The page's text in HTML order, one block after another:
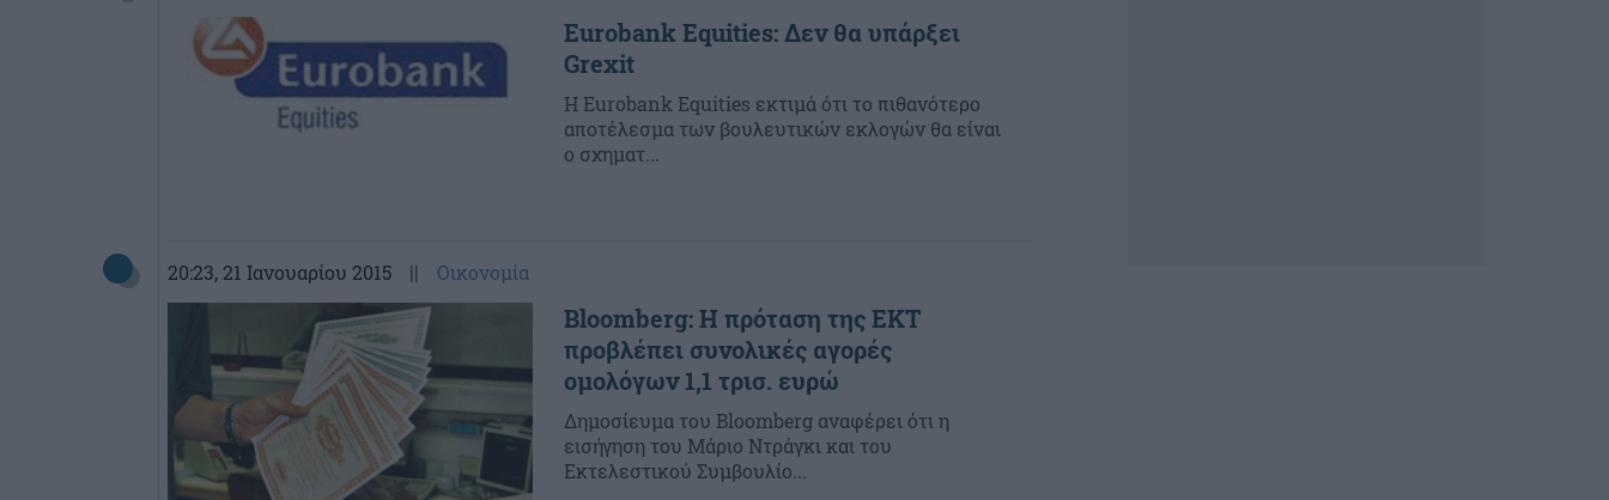
Eurobank Equities: Δεν θα υπάρξει
Grexit
Η Eurobank Equities εκτιμά ότι το πιθανότερο
αποτέλεσμα των βουλευτικών εκλογών θα είναι
ο σχηματ...
20:23, 21 Ιανουαρίου 2015 || Οικονομία
Bloomberg: Η πρόταση της ΕΚΤ
προβλέπει συνολικές αγορές
ομολόγων 1,1 τρισ. ευρώ
Δημοσίευμα του Bloomberg αναφέρει ότι η
εισήγηση του Μάριο Ντράγκι και του
Εκτελεστικού Συμβουλίο...